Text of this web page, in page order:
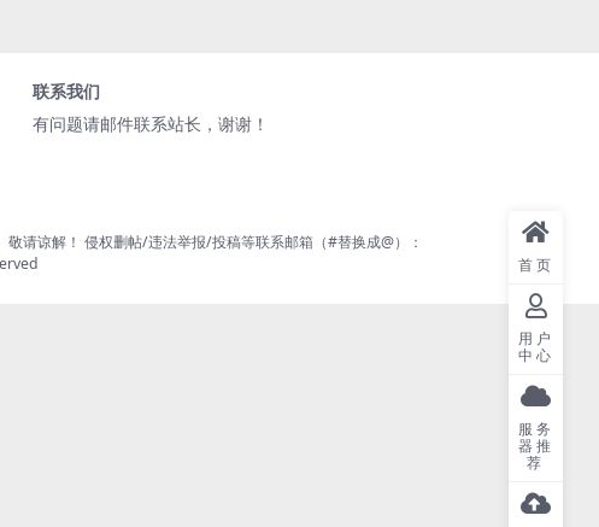
联系我们
有问题请邮件联系站长，谢谢！
请谅解！ 侵权删帖/违法举报/投稿等联系邮箱（#替换成@）：
首页
用户
中心
服务
器推
荐